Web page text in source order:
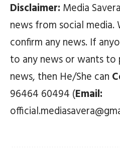
Disclaimer: Media
news from social
confirm any news. If
to any news or wants to
news, then He/She can
96464 60494 (Email: